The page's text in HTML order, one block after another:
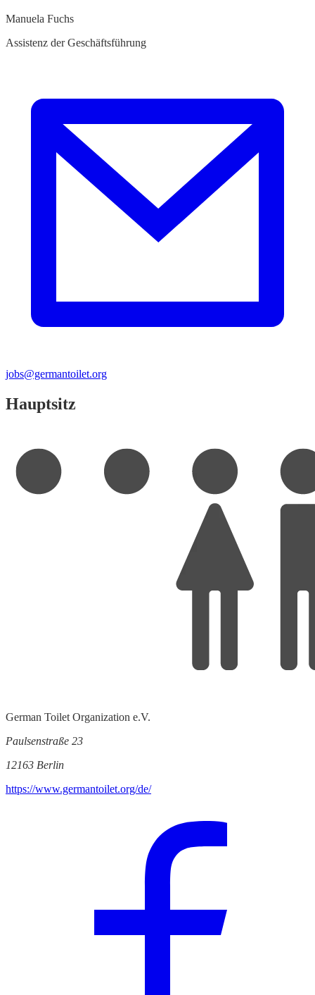
Manuela Fuchs
Assistenz der Geschäftsführung
jobs@germantoilet.org
Hauptsitz
German Toilet Organization e.V.
Paulsenstraße 23
12163 Berlin
https://www.germantoilet.org/de/